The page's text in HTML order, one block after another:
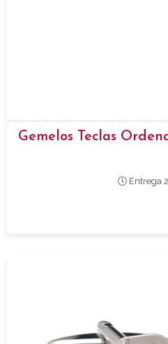
Gemelos Teclas
Entrega